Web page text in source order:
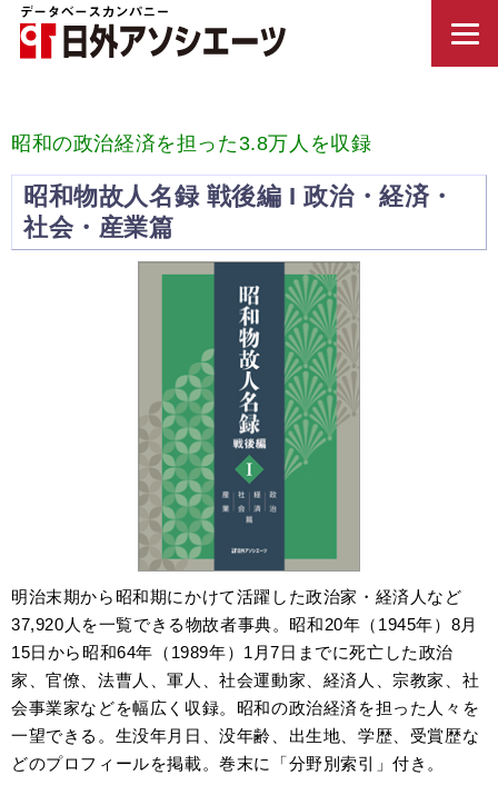
昭和の政治経済を担った3.8万人を収録
昭和物故人名録 戦後編 I 政治・経済・
社会・産業篇
明治末期から昭和期にかけて活躍した政治家・経済人など
37,920人を一覧できる物故者事典。昭和20年（1945年）8月
15日から昭和64年（1989年）1月7日までに死亡した政治
家、官僚、法曹人、軍人、社会運動家、経済人、宗教家、社
会事業家などを幅広く収録。昭和の政治経済を担った人々を
一望できる。生没年月日、没年齢、出生地、学歴、受賞歴な
どのプロフィールを掲載。巻末に「分野別索引」付き。